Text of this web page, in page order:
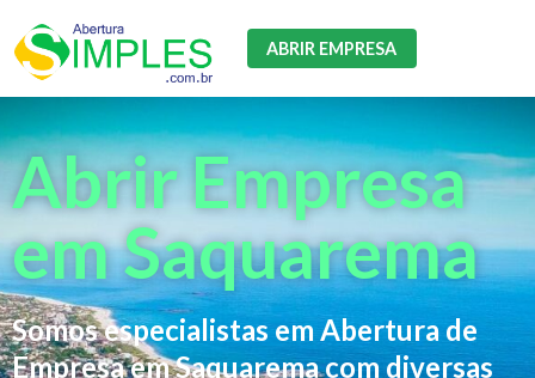
ABRIR EMPRESA
Abrir Empresa
em Saquarema
Somos especialistas em Abertura de
Empresa em Saquarema com diversas